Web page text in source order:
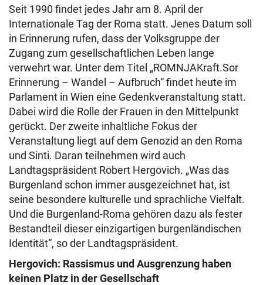
Seit 1990 findet jedes Jahr am 8. April der
Internationale Tag der Roma statt. Jenes Datum soll
in Erinnerung rufen, dass der Volksgruppe der
Zugang zum gesellschaftlichen Leben lange
verwehrt war. Unter dem Titel „ROMNJAKraft.Sor
Erinnerung – Wandel – Aufbruch“ findet heute im
Parlament in Wien eine Gedenkveranstaltung statt.
Dabei wird die Rolle der Frauen in den Mittelpunkt
gerückt. Der zweite inhaltliche Fokus der
Veranstaltung liegt auf dem Genozid an den Roma
und Sinti. Daran teilnehmen wird auch
Landtagspräsident Robert Hergovich. „Was das
Burgenland schon immer ausgezeichnet hat, ist
seine besondere kulturelle und sprachliche Vielfalt.
Und die Burgenland-Roma gehören dazu als fester
Bestandteil dieser einzigartigen burgenländischen
Identität“, so der Landtagspräsident.
Hergovich: Rassismus und Ausgrenzung haben
keinen Platz in der Gesellschaft